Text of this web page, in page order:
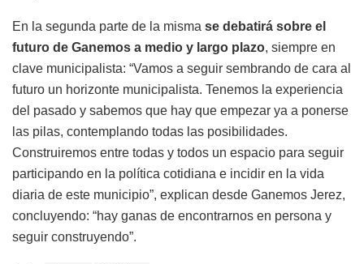
En la segunda parte de la misma se debatirá sobre el
futuro de Ganemos a medio y largo plazo, siempre en
clave municipalista: “Vamos a seguir sembrando de cara al
futuro un horizonte municipalista. Tenemos la experiencia
del pasado y sabemos que hay que empezar ya a ponerse
las pilas, contemplando todas las posibilidades.
Construiremos entre todas y todos un espacio para seguir
participando en la política cotidiana e incidir en la vida
diaria de este municipio”, explican desde Ganemos Jerez,
concluyendo: “hay ganas de encontrarnos en persona y
seguir construyendo”.